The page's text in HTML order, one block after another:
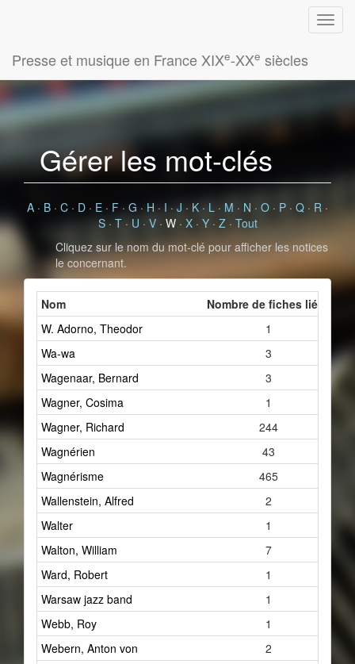
Presse et musique en France XIXe-XXe siècles
Gérer les mot-clés
A · B · C · D · E · F · G · H · I · J · K · L · M · N · O · P · Q · R ·
S· T· U · V· W· X· Y· Z· Tout
Cliquez sur le nom du mot-clé pour afficher les notices
le concernant.
Nom
Nombre de fiches liées
W. Adorno, Theodor
1
Wa-wa
3
Wagenaar, Bernard
3
Wagner, Cosima
1
Wagner, Richard
244
Wagnérien
43
Wagnérisme
465
Wallenstein, Alfred
2
Walter
1
Walton, William
7
Ward, Robert
1
Warsaw jazz band
1
Webb, Roy
1
Webern, Anton von
2